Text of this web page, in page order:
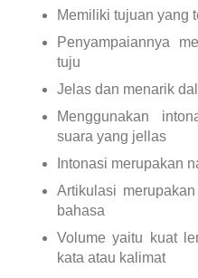
Memiliki tujuan yang
Penyampaiannya
tuju
Jelas dan menarik
Menggunakan
suara yang jellas
Intonasi merupakan
Artikulasi
bahasa
Volume yaitu kuat
kata atau kalimat